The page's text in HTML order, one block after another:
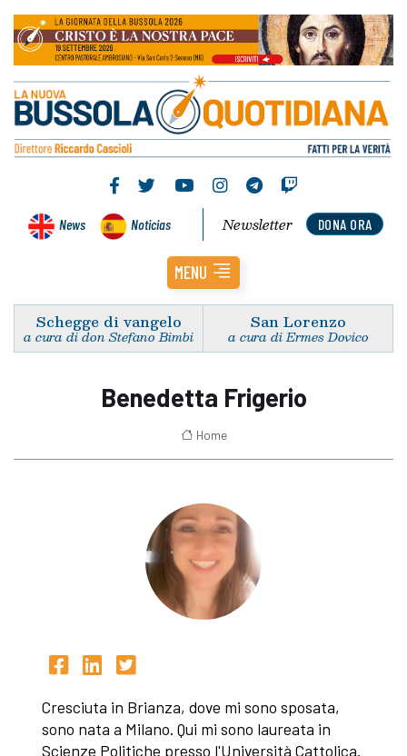
News Noticias DONA ORA
Newsletter
MENU
Schegge di vangelo
a cura di don Stefano Bimbi
San Lorenzo
a cura di Ermes Dovico
Benedetta Frigerio
Home
Cresciuta in Brianza, dove mi sono sposata,
sono nata a Milano. Qui mi sono laureata in
Scienze Politiche presso l'Università Cattolica.